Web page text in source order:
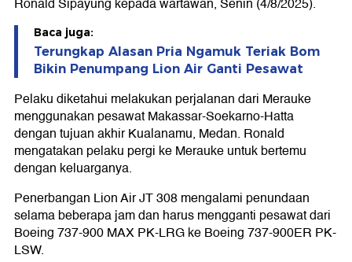
Ronald Sipayung kepada wartawan, Senin (4/8/2025).
Baca juga:
Terungkap Alasan Pria Ngamuk Teriak Bom
Bikin Penumpang Lion Air Ganti Pesawat
Pelaku diketahui melakukan perjalanan dari Merauke
menggunakan pesawat Makassar-Soekarno-Hatta
dengan tujuan akhir Kualanamu, Medan. Ronald
mengatakan pelaku pergi ke Merauke untuk bertemu
dengan keluarganya.
Penerbangan Lion Air JT 308 mengalami penundaan
selama beberapa jam dan harus mengganti pesawat dari
Boeing 737-900 MAX PK-LRG ke Boeing 737-900ER PK-
LSW.